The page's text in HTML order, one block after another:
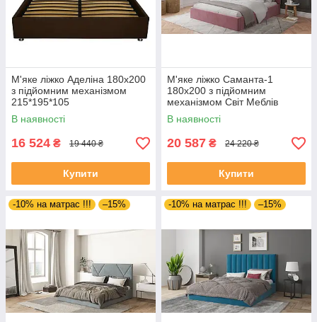
М'яке ліжко Аделіна 180х200
з підйомним механізмом
215*195*105
В наявності
16 524 ₴ 19 440 ₴
Купити
М'яке ліжко Саманта-1
180х200 з підйомним
механізмом Світ Меблів
В наявності
20 587 ₴ 24 220 ₴
Купити
-10% на матрас !!! –15% -10% на матрас !!! –15%